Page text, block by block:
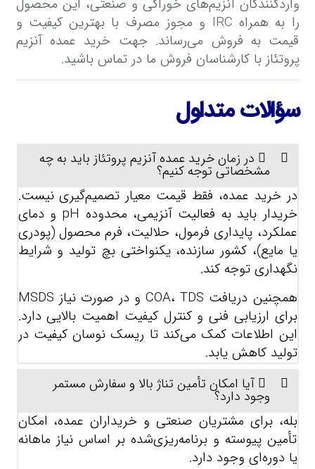
واردکنندگان آنزیم‌های خوراکی و صنعتی، این محصول
را به همراه IRC و مجوز مصرف با بهترین کیفیت و
قیمت به فروش می‌رساند. جهت خرید عمده آنزیم
پروتئاز با کارشناسان فروش ما در تماس باشید.
سؤالات متداول
در زمان خرید عمده آنزیم پروتئاز باید به چه
مشخصاتی توجه کنیم؟
در خرید عمده، فقط قیمت معیار تصمیم‌گیری نیست.
خریدار باید به فعالیت آنزیمی، محدوده pH و دمای
عملکرد، پایداری فرمول، حلالیت، فرم محصول (پودری
یا مایع)، کشور سازنده، یکنواختی بچ تولید و شرایط
نگهداری توجه کند.
همچنین دریافت COA، TDS و در صورت نیاز MSDS
برای ارزیابی فنی و کنترل کیفیت اهمیت بالایی دارد.
این اطلاعات کمک می‌کند تا ریسک نوسان کیفیت در
تولید کاهش یابد.
آیا امکان تأمین تناژ بالا و سفارش مستمر
وجود دارد؟
بله، برای مشتریان صنعتی و خریداران عمده، امکان
تأمین پیوسته و برنامه‌ریزی‌شده بر اساس نیاز ماهانه
یا دوره‌ای وجود دارد.